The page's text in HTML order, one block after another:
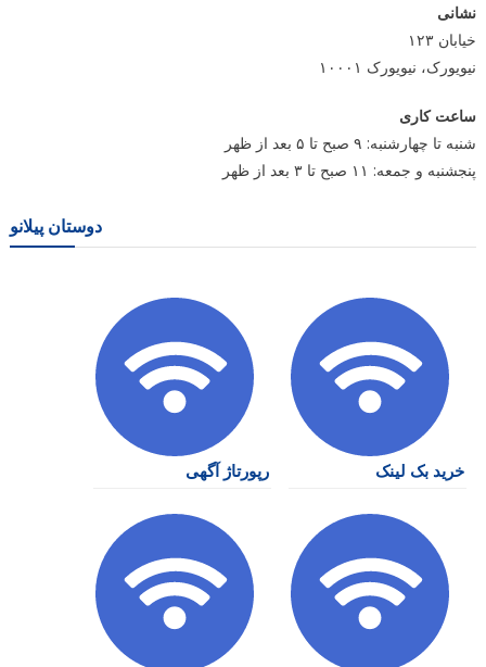
نشانی
خیابان ۱۲۳
نیویورک، نیویورک ۱۰۰۰۱
ساعت کاری
شنبه تا چهارشنبه: ۹ صبح تا ۵ بعد از ظهر
پنجشنبه و جمعه: ۱۱ صبح تا ۳ بعد از ظهر
دوستان پیلانو
خرید بک لینک رپورتاژ آگهی